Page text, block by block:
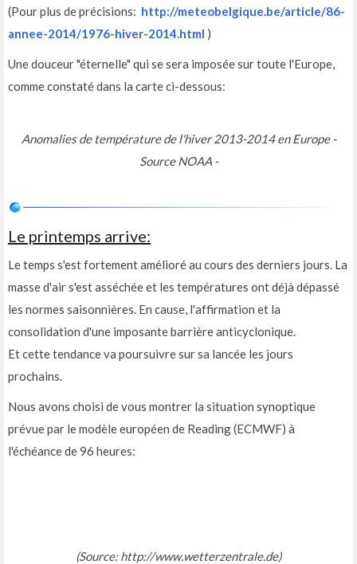
(Pour plus de précisions: http://meteobelgique.be/article/86-
annee-2014/1976-hiver-2014.html )
Une douceur "éternelle" qui se sera imposée sur toute l'Europe,
comme constaté dans la carte ci-dessous:
Anomalies de température de l'hiver 2013-2014 en Europe -
Source NOAA -
Le printemps arrive:
Le temps s'est fortement amélioré au cours des derniers jours. La
masse d'air s'est asséchée et les températures ont déjà dépassé
les normes saisonnières. En cause, l'affirmation et la
consolidation d'une imposante barrière anticyclonique.
Et cette tendance va poursuivre sur sa lancée les jours
prochains.
Nous avons choisi de vous montrer la situation synoptique
prévue par le modèle européen de Reading (ECMWF) à
l'échéance de 96 heures:
(Source: http://www.wetterzentrale.de)